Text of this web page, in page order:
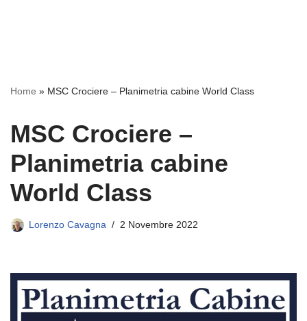
Home » MSC Crociere – Planimetria cabine World Class
MSC Crociere –
Planimetria cabine
World Class
Lorenzo Cavagna 2 Novembre 2022